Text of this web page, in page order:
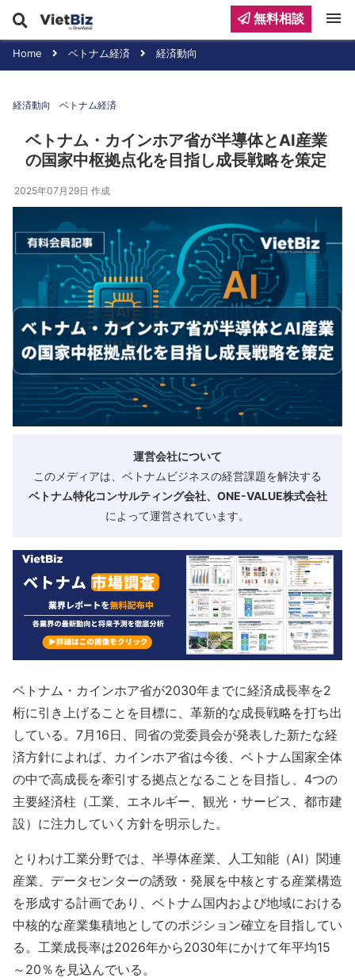
Home ベトナム経済 経済動向
経済動向 ベトナム経済
ベトナム・カインホア省が半導体とAI産業
の国家中枢拠点化を目指し成長戦略を策定
2025年07月29日 作成
運営会社について
このメディアは、ベトナムビジネスの経営課題を解決する
ベトナム特化コンサルティング会社、ONE-VALUE株式会社
によって運営されています。
ベトナム・カインホア省が2030年までに経済成長率を2
桁に引き上げることを目標に、革新的な成長戦略を打ち出
している。7月16日、同省の党委員会が発表した新たな経
済方針によれば、カインホア省は今後、ベトナム国家全体
の中で高成長を牽引する拠点となることを目指し、4つの
主要経済柱（工業、エネルギー、観光・サービス、都市建
設）に注力していく方針を明示した。
とりわけ工業分野では、半導体産業、人工知能（AI）関連
産業、データセンターの誘致・発展を中核とする産業構造
を形成する計画であり、ベトナム国内および地域における
中核的な産業集積地としてのポジション確立を目指してい
る。工業成長率は2026年から2030年にかけて年平均15
～20％を見込んでいる。
無料相談 menu